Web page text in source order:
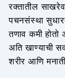
रक्तातील
पचनसंस्था
तणाव कमी
अति खाण्याची
शरीर आणि